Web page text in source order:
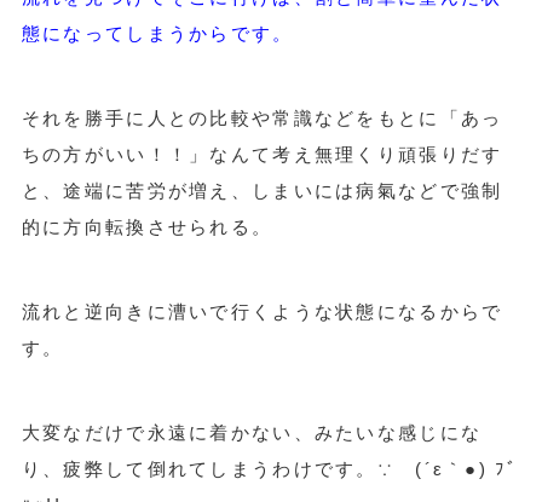
態になってしまうからです。
それを勝手に人との比較や常識などをもとに「あっ
ちの方がいい！！」なんて考え無理くり頑張りだす
と、途端に苦労が増え、しまいには病氣などで強制
的に方向転換させられる。
流れと逆向きに漕いで行くような状態になるからで
す。
大変なだけで永遠に着かない、みたいな感じにな
り、疲弊して倒れてしまうわけです。∵ゞ(´ε｀●) ﾌﾞ